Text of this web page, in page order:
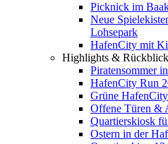
Picknick im
Neue
Lohsepark
HafenCity mit
Highlights &
Piratensommer
HafenCity Run
Grüne HafenCity
Offene Türen &
Quartierskiosk
Ostern in der